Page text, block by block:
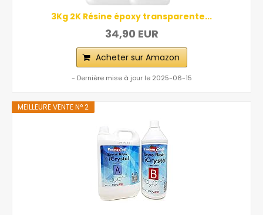
3Kg 2K Résine époxy transparente...
34,90 EUR
Acheter sur Amazon
- Dernière mise à jour le 2025-06-15
MEILLEURE VENTE N° 2